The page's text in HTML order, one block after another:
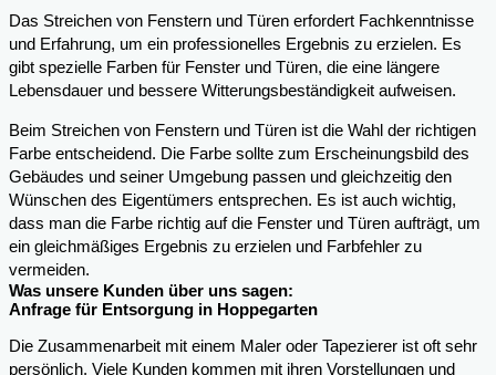
Das Streichen von Fenstern und Türen erfordert Fachkenntnisse
und Erfahrung, um ein professionelles Ergebnis zu erzielen. Es
gibt spezielle Farben für Fenster und Türen, die eine längere
Lebensdauer und bessere Witterungsbeständigkeit aufweisen.
Beim Streichen von Fenstern und Türen ist die Wahl der richtigen
Farbe entscheidend. Die Farbe sollte zum Erscheinungsbild des
Gebäudes und seiner Umgebung passen und gleichzeitig den
Wünschen des Eigentümers entsprechen. Es ist auch wichtig,
dass man die Farbe richtig auf die Fenster und Türen aufträgt, um
ein gleichmäßiges Ergebnis zu erzielen und Farbfehler zu
vermeiden.
Was unsere Kunden über uns sagen:
Anfrage für Entsorgung in Hoppegarten
Die Zusammenarbeit mit einem Maler oder Tapezierer ist oft sehr
persönlich. Viele Kunden kommen mit ihren Vorstellungen und